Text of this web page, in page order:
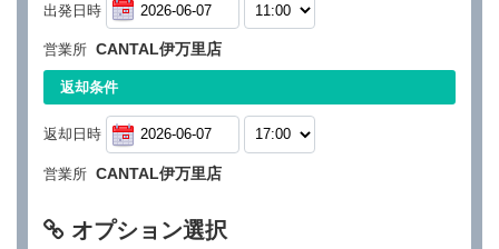
出発日時
営業所 CANTAL伊万里店
返却条件
返却日時
営業所 CANTAL伊万里店
オプション選択